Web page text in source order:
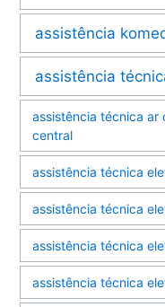
assistência
assistência
assistência técnica ar
central
assistência técnica
assistência técnica
assistência técnica
assistência técnica